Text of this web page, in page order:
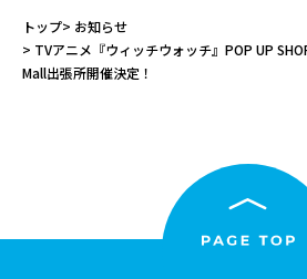
トップ
お知らせ
TVアニメ『ウィッチウォッチ』POP UP
Mall出張所開催決定！